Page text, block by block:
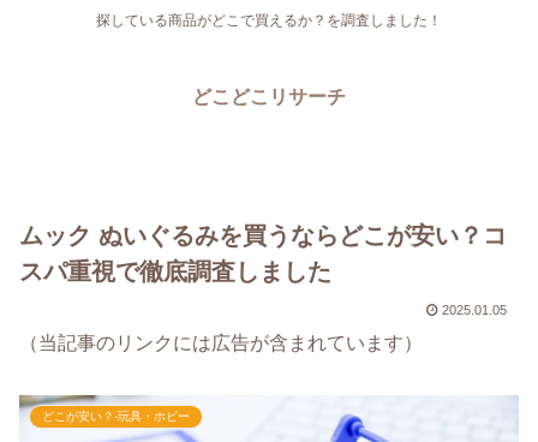
探している商品がどこで買えるか？を調査しました！
どこどこリサーチ
ムック ぬいぐるみを買うならどこが安い？コ
スパ重視で徹底調査しました
2025.01.05
（当記事のリンクには広告が含まれています）
どこが安い？-玩具・ホビー